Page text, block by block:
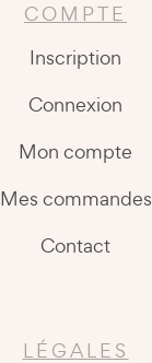
COMPTE
Inscription
Connexion
Mon compte
Mes commandes
Contact
LÉGALES